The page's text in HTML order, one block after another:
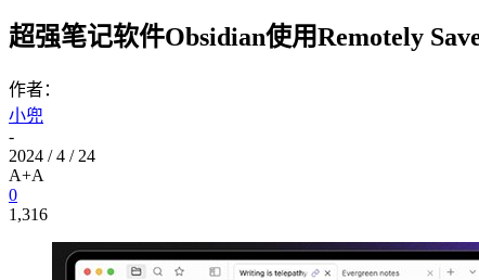
超强笔记软件Obsidian使用Remotely
作者：
小兜
-
2024 / 4 / 24
A+A
0
1,316